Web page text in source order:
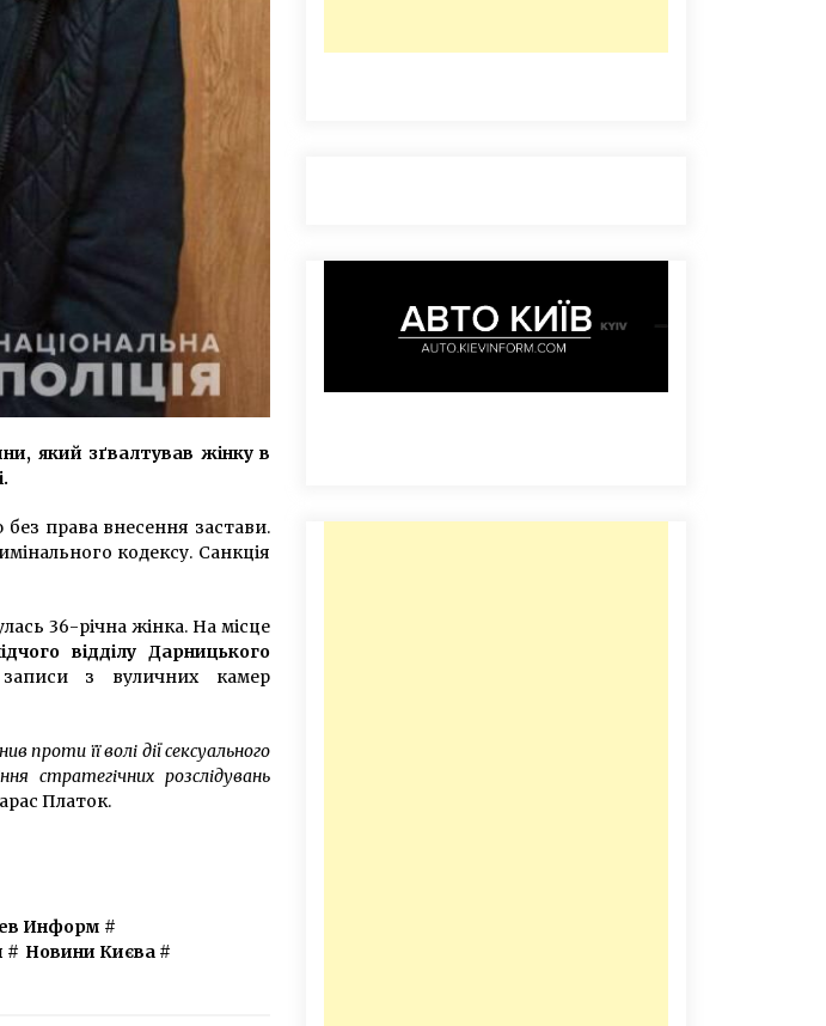
який зґвалтував жінку в
права внесення застави.
кодексу. Санкція
36-річна жінка. На місце
відділу Дарницького
записи з вуличних камер
проти її волі дії сексуального
стратегічних розслідувань
Платок.
Информ #
# Новини Києва #